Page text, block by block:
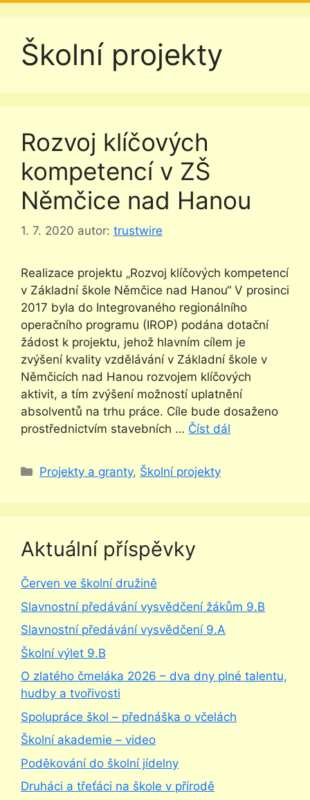
Školní projekty
Rozvoj klíčových
kompetencí v ZŠ
Němčice nad Hanou
1. 7. 2020 autor: trustwire
Realizace projektu „Rozvoj klíčových kompetencí
v Základní škole Němčice nad Hanou“ V prosinci
2017 byla do Integrovaného regionálního
operačního programu (IROP) podána dotační
žádost k projektu, jehož hlavním cílem je
zvýšení kvality vzdělávání v Základní škole v
Němčicích nad Hanou rozvojem klíčových
aktivit, a tím zvýšení možností uplatnění
absolventů na trhu práce. Cíle bude dosaženo
prostřednictvím stavebních … Číst dál
Rubriky
Projekty a granty, Školní projekty
Aktuální příspěvky
Červen ve školní družině
Slavnostní předávání vysvědčení žákům 9.B
Slavnostní předávání vysvědčení 9.A
Školní výlet 9.B
O zlatého čmeláka 2026 – dva dny plné talentu,
hudby a tvořivosti
Spolupráce škol – přednáška o včelách
Školní akademie – video
Poděkování do školní jídelny
Druháci a třeťáci na škole v přírodě